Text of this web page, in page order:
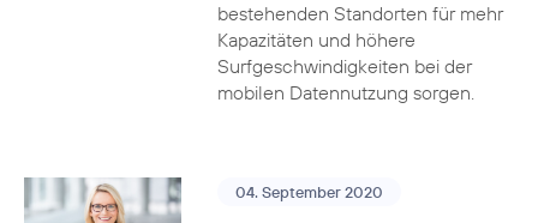
bestehenden Standorten für mehr
Kapazitäten und höhere
Surfgeschwindigkeiten bei der
mobilen Datennutzung sorgen.
04. September 2020